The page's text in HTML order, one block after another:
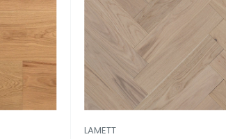
LAMETT